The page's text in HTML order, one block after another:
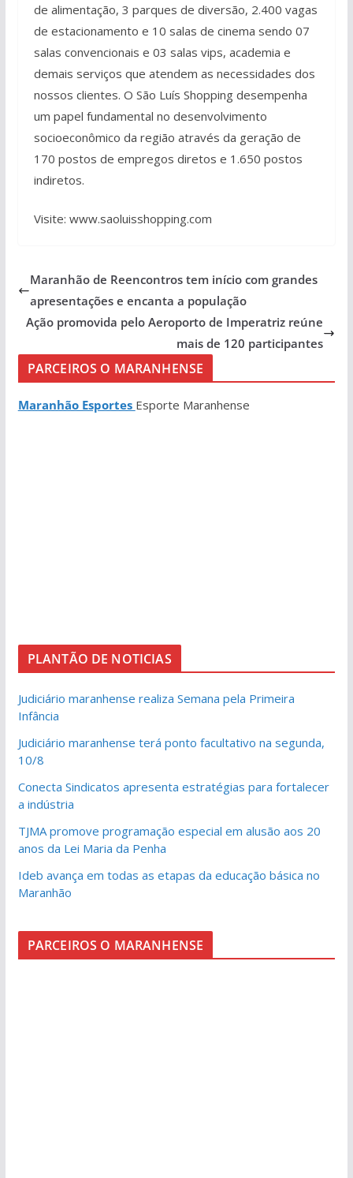
de alimentação, 3 parques de diversão, 2.400 vagas
de estacionamento e 10 salas de cinema sendo 07
salas convencionais e 03 salas vips, academia e
demais serviços que atendem as necessidades dos
nossos clientes. O São Luís Shopping desempenha
um papel fundamental no desenvolvimento
socioeconômico da região através da geração de
170 postos de empregos diretos e 1.650 postos
indiretos.
Visite: www.saoluisshopping.com
Maranhão de Reencontros tem início com grandes
apresentações e encanta a população
Ação promovida pelo Aeroporto de Imperatriz reúne
mais de 120 participantes
PARCEIROS O MARANHENSE
Maranhão Esportes Esporte Maranhense
PLANTÃO DE NOTICIAS
Judiciário maranhense realiza Semana pela Primeira
Infância
Judiciário maranhense terá ponto facultativo na segunda,
10/8
Conecta Sindicatos apresenta estratégias para fortalecer
a indústria
TJMA promove programação especial em alusão aos 20
anos da Lei Maria da Penha
Ideb avança em todas as etapas da educação básica no
Maranhão
PARCEIROS O MARANHENSE